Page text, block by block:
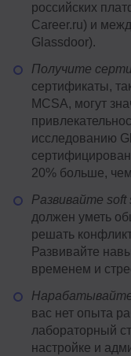
российских
Career.ru) и
Glassdoor).
Получите
сертификаты,
MCSA, могут
исследованию
20% больше,
Развивайте soft
должен уметь
решать
Развивайте
временем и
вас нет опыта
лабораторный
настройке и